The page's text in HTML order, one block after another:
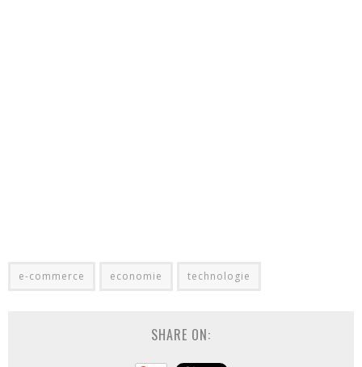
e-commerce economie technologie
SHARE ON: